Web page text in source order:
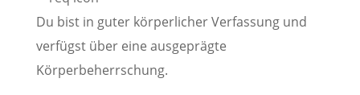
Du bist in guter körperlicher Verfassung und
verfügst über eine ausgeprägte
Körperbeherrschung.